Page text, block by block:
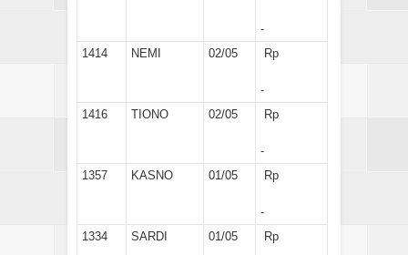
-
1414
NEMI 02/05 Rp
-
1416
TIONO 02/05 Rp
-
1357
KASNO 01/05 Rp
-
1334
SARDI 01/05 Rp